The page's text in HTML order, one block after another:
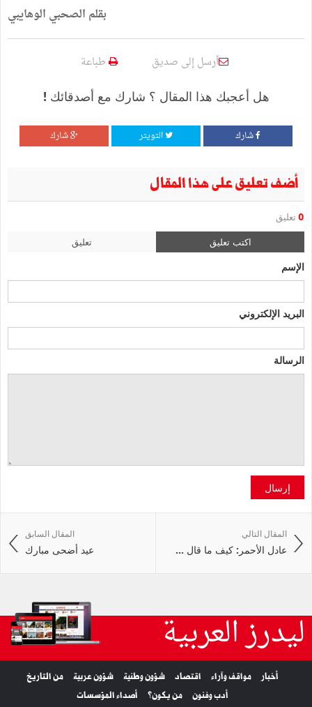
بقلم الصحبي الوهايبي
أرسل إلى صديق طباعة
هل أعجبك هذا المقال ؟ شارك مع أصدقائك !
شارك التويتر شارك
أضف تعليق على هذا المقال
0 تعليق
اكتب تعليق تعليق
الإسم
البريد الإلكتروني
الرسالة
إرسال
المقال السابق
عيد أضحى مبارك
المقال التالي
عادل الأحمر: كيف ما قال ...
ليدرز العربية
أخبار مواقف وآراء اقتصاد شؤون وطنية شؤون عربية
من التاريخ
أدب وفنون
من يكون؟ أصداء المؤسسات